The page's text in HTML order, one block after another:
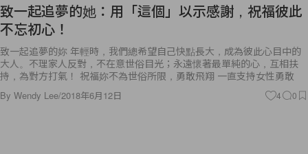
致一起追夢的她：用「這個」以示感謝，祝福彼此
不忘初心！
致一起追夢的妳 年輕時，我們總希望自己快點長大，成為彼此心目中的
大人。不理家人反對，不在意世俗目光；永遠懷著最單純的心，互相扶
持，為對方打氣！ 祝福妳不為世俗所限，勇敢飛翔 一直支持女性勇敢
By Wendy Lee/2018年6月12日 4 0